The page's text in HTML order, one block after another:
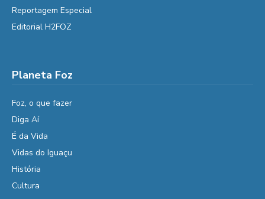
Reportagem Especial
Editorial H2FOZ
Planeta Foz
Foz, o que fazer
Diga Aí
É da Vida
Vidas do Iguaçu
História
Cultura